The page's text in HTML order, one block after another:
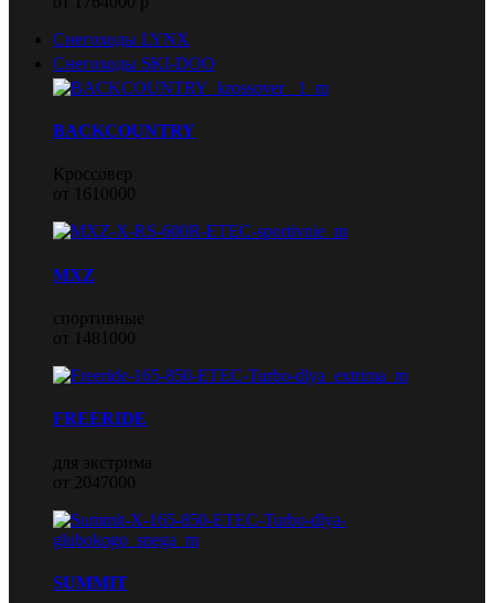
Снегоходы LYNX
Снегоходы SKI-DOO
BACKCOUNTRY
Кроссовер
от 1610000
MXZ
спортивные
от 1481000
FREERIDE
для экстрима
от 2047000
SUMMIT